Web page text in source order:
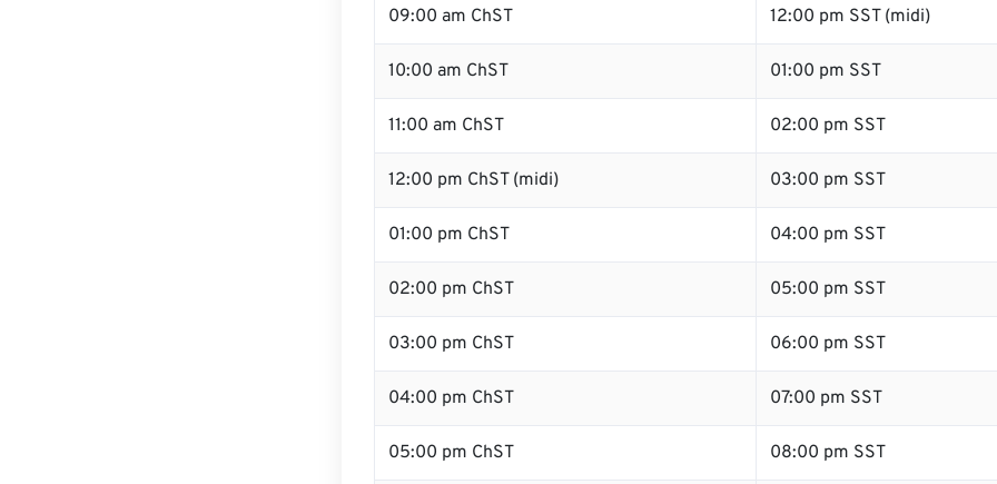
09:00 am ChST 12:00 pm SST (midi)
10:00 am ChST 01:00 pm SST
11:00 am ChST 02:00 pm SST
12:00 pm ChST (midi) 03:00 pm SST
01:00 pm ChST 04:00 pm SST
02:00 pm ChST 05:00 pm SST
03:00 pm ChST 06:00 pm SST
04:00 pm ChST 07:00 pm SST
05:00 pm ChST 08:00 pm SST